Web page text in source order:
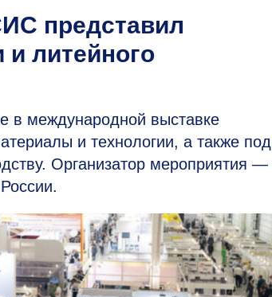
представил
и литейного
в международной выставке
и технологии, а также
Организатор мероприятия —